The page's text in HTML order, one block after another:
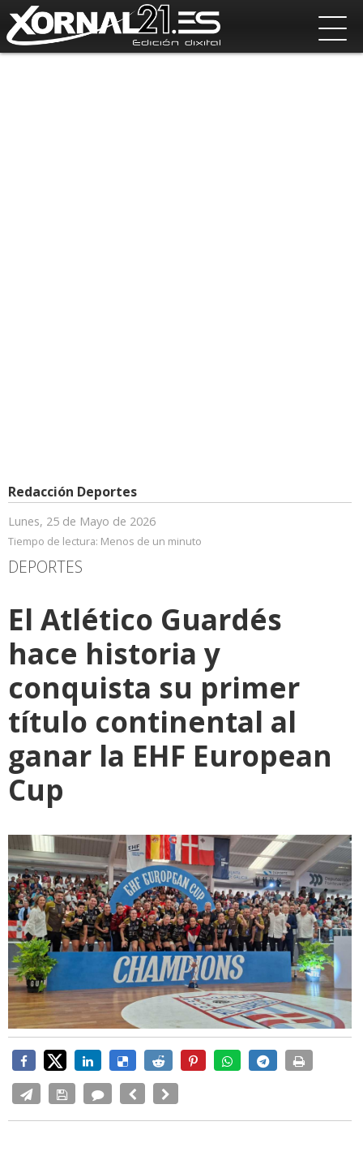
Redacción Deportes
Lunes, 25 de Mayo de 2026
Tiempo de lectura: Menos de un minuto
DEPORTES
El Atlético Guardés
hace historia y
conquista su primer
título continental al
ganar la EHF European
Cup